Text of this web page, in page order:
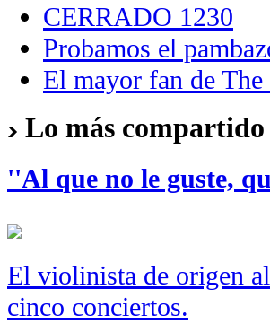
CERRADO 1230
Probamos el
El mayor fan de
Lo más compartido
''Al que no le guste,
El violinista de origen
cinco conciertos.